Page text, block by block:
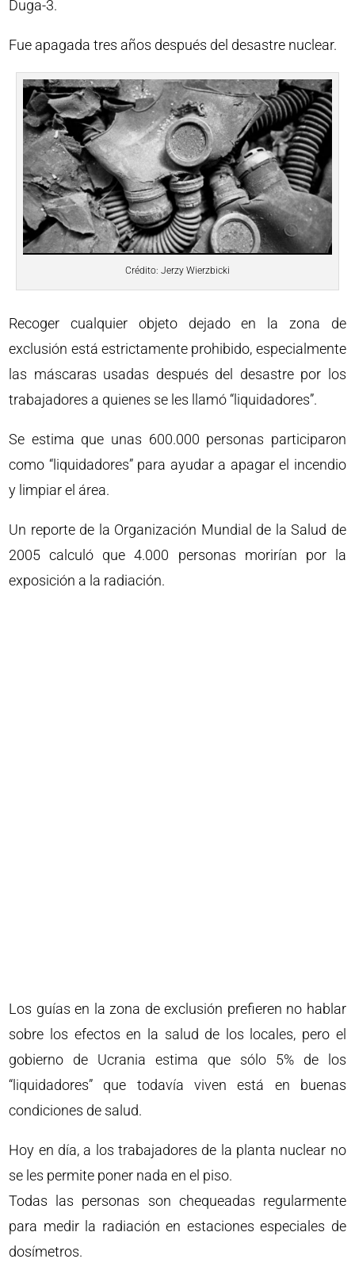
Duga-3.
Fue apagada tres años después del desastre nuclear.
Crédito: Jerzy Wierzbicki
Recoger cualquier objeto dejado en la zona de
exclusión está estrictamente prohibido, especialmente
las máscaras usadas después del desastre por los
trabajadores a quienes se les llamó “liquidadores”.
Se estima que unas 600.000 personas participaron
como “liquidadores” para ayudar a apagar el incendio
y limpiar el área.
Un reporte de la Organización Mundial de la Salud de
2005 calculó que 4.000 personas morirían por la
exposición a la radiación.
Los guías en la zona de exclusión prefieren no hablar
sobre los efectos en la salud de los locales, pero el
gobierno de Ucrania estima que sólo 5% de los
“liquidadores” que todavía viven está en buenas
condiciones de salud.
Hoy en día, a los trabajadores de la planta nuclear no
se les permite poner nada en el piso.
Todas las personas son chequeadas regularmente
para medir la radiación en estaciones especiales de
dosímetros.